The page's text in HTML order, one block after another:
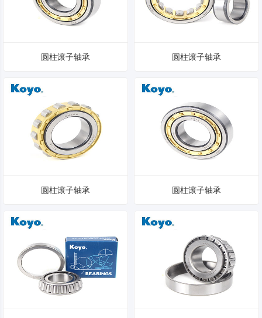
圆柱滚子轴承 圆柱滚子轴承
圆柱滚子轴承 圆柱滚子轴承